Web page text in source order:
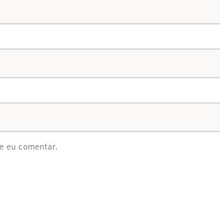
eu comentar.